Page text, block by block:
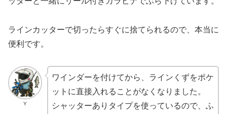
ラインカッターで切ったらすぐに捨てられるので、本当に
便利です。
Y
ワインダーを付けてから、ラインくずをポケ
ットに直接入れることがなくなりました。
シャッターありタイプを使っているので、ふ